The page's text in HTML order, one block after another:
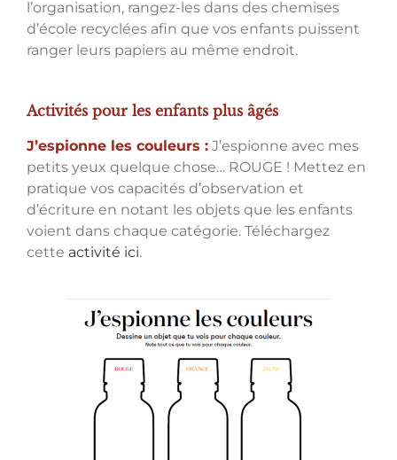
l’organisation, rangez-les dans des chemises
d’école recyclées afin que vos enfants puissent
ranger leurs papiers au même endroit.
Activités pour les enfants plus âgés
J’espionne les couleurs :J’espionne avec mes
petits yeux quelque chose… ROUGE ! Mettez en
pratique vos capacités d’observation et
d’écriture en notant les objets que les enfants
voient dans chaque catégorie. Téléchargez
cette activité ici.